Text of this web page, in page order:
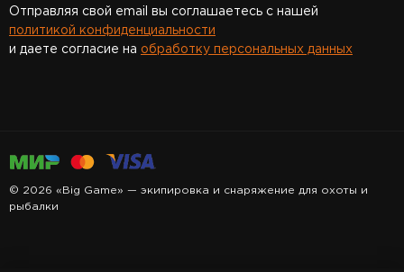
Отправляя свой email вы соглашаетесь с нашей
политикой конфиденциальности
и даете согласие на обработку персональных данных
© 2026 «Big Game» — экипировка и снаряжение для охоты и
рыбалки